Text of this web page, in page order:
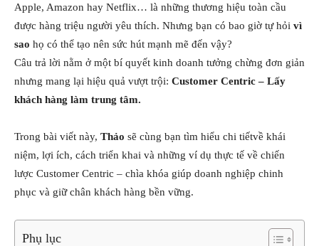
Apple, Amazon hay Netflix… là những thương hiệu toàn cầu
được hàng triệu người yêu thích. Nhưng bạn có bao giờ tự hỏi vì
sao họ có thể tạo nên sức hút mạnh mẽ đến vậy?
Câu trả lời nằm ở một bí quyết kinh doanh tưởng chừng đơn giản
nhưng mang lại hiệu quả vượt trội: Customer Centric – Lấy
khách hàng làm trung tâm.
Trong bài viết này, Thảo sẽ cùng bạn tìm hiểu chi tiếtvề khái
niệm, lợi ích, cách triển khai và những ví dụ thực tế về chiến
lược Customer Centric – chìa khóa giúp doanh nghiệp chinh
phục và giữ chân khách hàng bền vững.
Phụ lục